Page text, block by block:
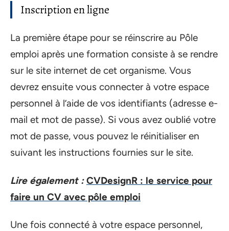
Inscription en ligne
La première étape pour se réinscrire au Pôle
emploi après une formation consiste à se rendre
sur le site internet de cet organisme. Vous
devrez ensuite vous connecter à votre espace
personnel à l’aide de vos identifiants (adresse e-
mail et mot de passe). Si vous avez oublié votre
mot de passe, vous pouvez le réinitialiser en
suivant les instructions fournies sur le site.
Lire également : CVDesignR : le service pour
faire un CV avec pôle emploi
Une fois connecté à votre espace personnel,